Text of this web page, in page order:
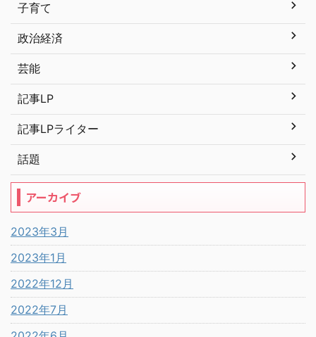
子育て
政治経済
芸能
記事LP
記事LPライター
話題
アーカイブ
2023年3月
2023年1月
2022年12月
2022年7月